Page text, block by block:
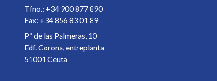
Tfno.: +34 900 877 890
Fax: +34 856 83 01 89
Pº de las Palmeras, 10
Edf. Corona, entreplanta
51001 Ceuta